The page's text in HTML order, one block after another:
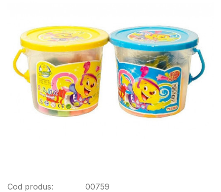
Cod produs:
00759